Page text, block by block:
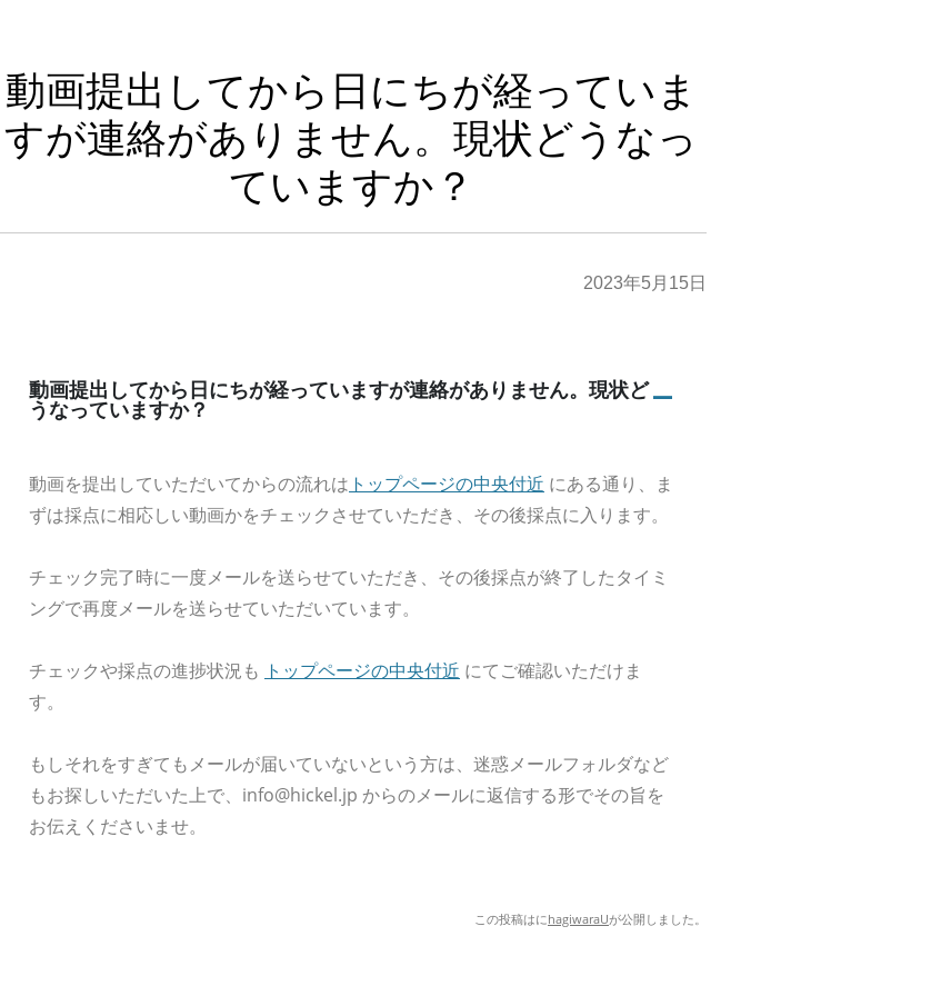
動画提出してから日にちが経っていま
すが連絡がありません。現状どうなっ
ていますか？
2023年5月15日
A
動画提出してから日にちが経っていますが連絡がありません。現状ど
うなっていますか？
動画を提出していただいてからの流れは トップページの中央付近 にある通り、ま
ずは採点に相応しい動画かをチェックさせていただき、その後採点に入ります。
チェック完了時に一度メールを送らせていただき、その後採点が終了したタイミ
ングで再度メールを送らせていただいています。
チェックや採点の進捗状況も トップページの中央付近 にてご確認いただけま
す。
もしそれをすぎてもメールが届いていないという方は、迷惑メールフォルダなど
もお探しいただいた上で、info@hickel.jp からのメールに返信する形でその旨を
お伝えくださいませ。
この投稿はにhagiwaraUが公開しました。